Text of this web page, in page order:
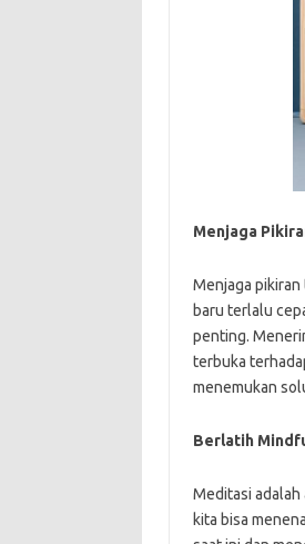
Menjaga
Menjaga
baru terlalu
penting.
terbuka
menemukan
Berlatih
Meditasi
kita bisa